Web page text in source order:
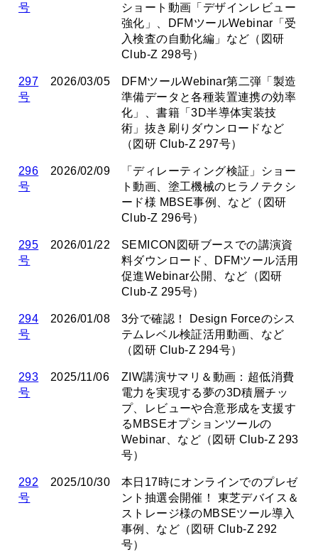
号
ショート動画「デザインレビュー
強化」、DFMツールWebinar「受
入検査の自動化編」など（図研
Club-Z 298号）
297
号
2026/03/05
DFMツールWebinar第二弾「製造
準備データと各種装置連携の効率
化」、書籍「3D半導体実装技
術」抜き刷りダウンロードなど
（図研 Club-Z 297号）
296
号
2026/02/09
「ディレーティング検証」ショー
ト動画、塗工機械のヒラノテクシ
ード様 MBSE事例、など（図研
Club-Z 296号）
295
号
2026/01/22
SEMICON図研ブースでの講演資
料ダウンロード、DFMツール活用
促進Webinar公開、など（図研
Club-Z 295号）
294
号
2026/01/08
3分で確認！ Design Forceのシス
テムレベル検証活用動画、など
（図研 Club-Z 294号）
293
号
2025/11/06
ZIW講演サマリ＆動画：超低消費
電力を実現する夢の3D積層チッ
プ、レビューや合意形成を支援す
るMBSEオプションツールの
Webinar、など（図研 Club-Z 293
号）
292
号
2025/10/30
本日17時にオンラインでのプレゼ
ント抽選会開催！ 東芝デバイス＆
ストレージ様のMBSEツール導入
事例、など（図研 Club-Z 292
号）